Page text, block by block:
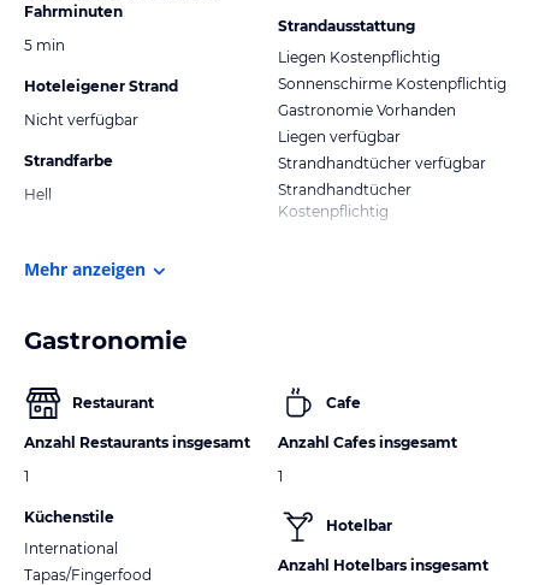
Fahrminuten
5 min
Hoteleigener Strand
Nicht verfügbar
Strandfarbe
Hell
Strandausstattung
Liegen Kostenpflichtig
Sonnenschirme Kostenpflichtig
Gastronomie Vorhanden
Liegen verfügbar
Strandhandtücher verfügbar
Strandhandtücher
Kostenpflichtig
Mehr anzeigen
Gastronomie
Restaurant
Anzahl Restaurants insgesamt
1
Küchenstile
International
Tapas/Fingerfood
Cafe
Anzahl Cafes insgesamt
1
Hotelbar
Anzahl Hotelbars insgesamt